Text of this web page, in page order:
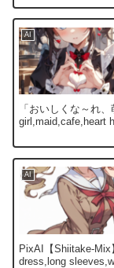
AI
「おいしくな～れ
girl,maid,cafe,heart
AI
PixAI【Shiitake-Mix
dress,long